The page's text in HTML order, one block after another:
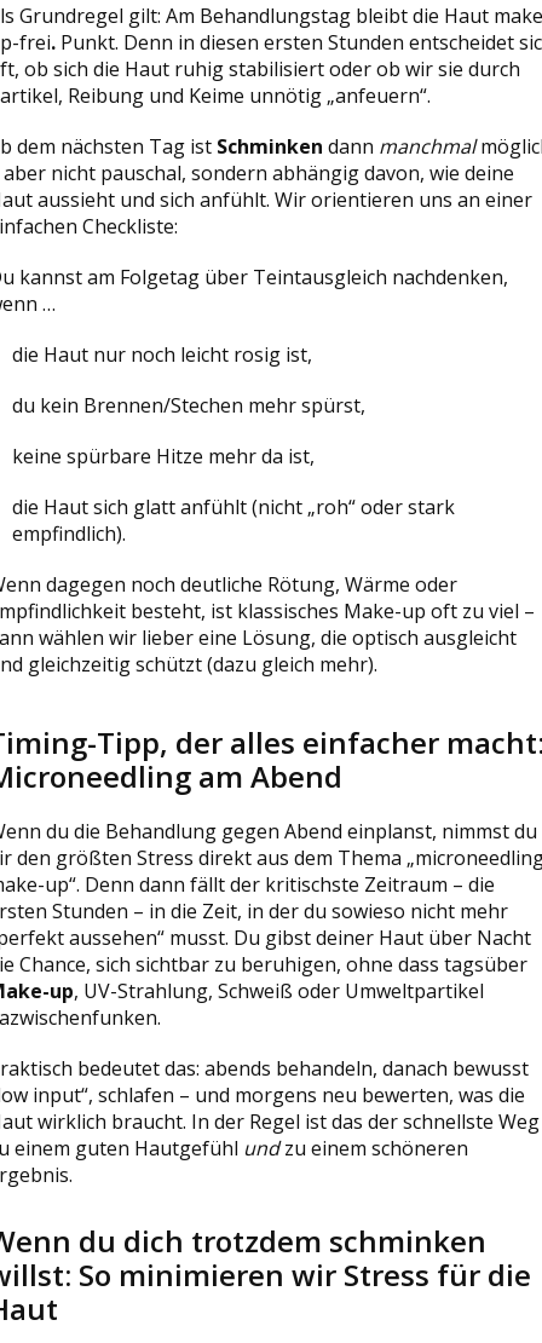
Grundregel gilt: Am Behandlungstag bleibt die Haut
frei. Punkt. Denn in diesen ersten Stunden entscheidet
ob sich die Haut ruhig stabilisiert oder ob wir sie durch
Reibung und Keime unnötig „anfeuern“.
dem nächsten Tag ist Schminken dann manchmal
aber nicht pauschal, sondern abhängig davon, wie deine
aussieht und sich anfühlt. Wir orientieren uns an einer
Checkliste:
kannst am Folgetag über Teintausgleich nachdenken,
…
die Haut nur noch leicht rosig ist,
du kein Brennen/Stechen mehr spürst,
keine spürbare Hitze mehr da ist,
die Haut sich glatt anfühlt (nicht „roh“ oder stark
empfindlich).
dagegen noch deutliche Rötung, Wärme oder
besteht, ist klassisches Make-up oft zu viel –
wählen wir lieber eine Lösung, die optisch ausgleicht
gleichzeitig schützt (dazu gleich mehr).
Tipp, der alles einfacher
am Abend
du die Behandlung gegen Abend einplanst, nimmst du
den größten Stress direkt aus dem Thema
up“. Denn dann fällt der kritischste Zeitraum – die
Stunden – in die Zeit, in der du sowieso nicht mehr
aussehen“ musst. Du gibst deiner Haut über Nacht
Chance, sich sichtbar zu beruhigen, ohne dass tagsüber
up, UV-Strahlung, Schweiß oder Umweltpartikel
bedeutet das: abends behandeln, danach bewusst
input“, schlafen – und morgens neu bewerten, was die
wirklich braucht. In der Regel ist das der schnellste Weg
einem guten Hautgefühl undzu einem schöneren
du dich trotzdem schminken
So minimieren wir Stress für die